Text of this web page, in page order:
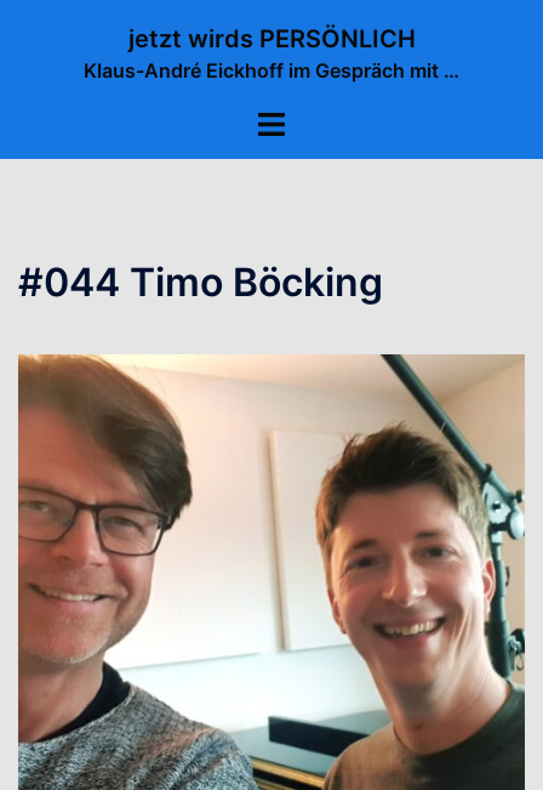
jetzt wirds PERSÖNLICH
Klaus-André Eickhoff im Gespräch mit …
Menü
#044 Timo Böcking